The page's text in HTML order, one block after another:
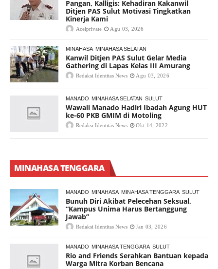
Pangan, Kalligis: Kehadiran Kakanwil
Ditjen PAS Sulut Motivasi Tingkatkan
Kinerja Kami
Acelprivate Agu 03, 2026
MINAHASA MINAHASA SELATAN
Kanwil Ditjen PAS Sulut Gelar Media
Gathering di Lapas Kelas III Amurang
Redaksi Identitas News Agu 03, 2026
MANADO MINAHASA SELATAN SULUT
Wawali Manado Hadiri Ibadah Agung HUT
ke-60 PKB GMIM di Motoling
Redaksi Identitas News Okt 14, 2022
MINAHASA TENGGARA
MANADO MINAHASA MINAHASA TENGGARA SULUT
Bunuh Diri Akibat Pelecehan Seksual,
“Kampus Unima Harus Bertanggung
Jawab”
Redaksi Identitas News Jan 03, 2026
MANADO MINAHASA TENGGARA SULUT
Rio and Friends Serahkan Bantuan kepada
Warga Mitra Korban Bencana